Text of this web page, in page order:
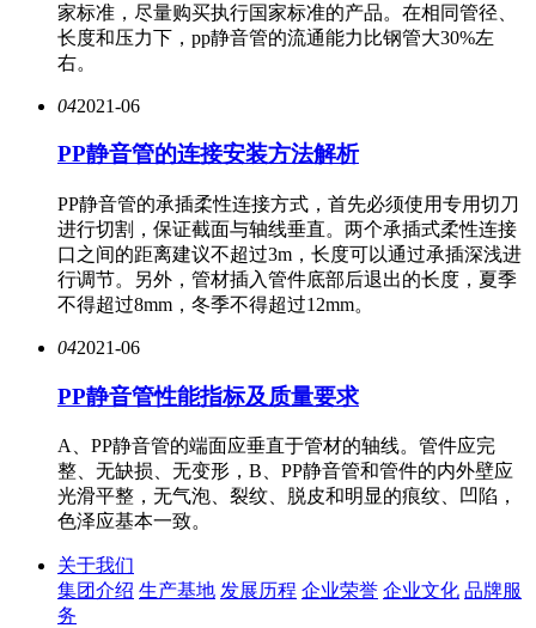
家标准，尽量购买执行国家标准的产品。在相同管径、
长度和压力下，pp静音管的流通能力比钢管大30%左
右。
042021-06
PP静音管的连接安装方法解析
PP静音管的承插柔性连接方式，首先必须使用专用切刀
进行切割，保证截面与轴线垂直。两个承插式柔性连接
口之间的距离建议不超过3m，长度可以通过承插深浅进
行调节。另外，管材插入管件底部后退出的长度，夏季
不得超过8mm，冬季不得超过12mm。
042021-06
PP静音管性能指标及质量要求
A、PP静音管的端面应垂直于管材的轴线。管件应完
整、无缺损、无变形，B、PP静音管和管件的内外壁应
光滑平整，无气泡、裂纹、脱皮和明显的痕纹、凹陷，
色泽应基本一致。
关于我们
集团介绍 生产基地 发展历程 企业荣誉 企业文化 品牌服
务